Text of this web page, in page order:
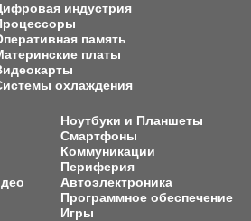
индустрия
память
платы
охлаждения
Ноутбуки и Планшеты
Смартфоны
Коммуникации
Периферия
Автоэлектроника
Программное обеспечение
Игры